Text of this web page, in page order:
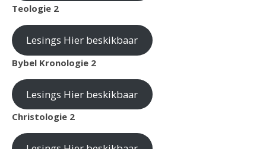
Teologie 2
Lesings Hier beskikbaar
Bybel Kronologie 2
Lesings Hier beskikbaar
Christologie 2